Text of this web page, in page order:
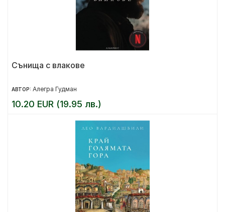
Сънища с влакове
АВТОР: Алегра Гудман
10.20 EUR (19.95 лв.)